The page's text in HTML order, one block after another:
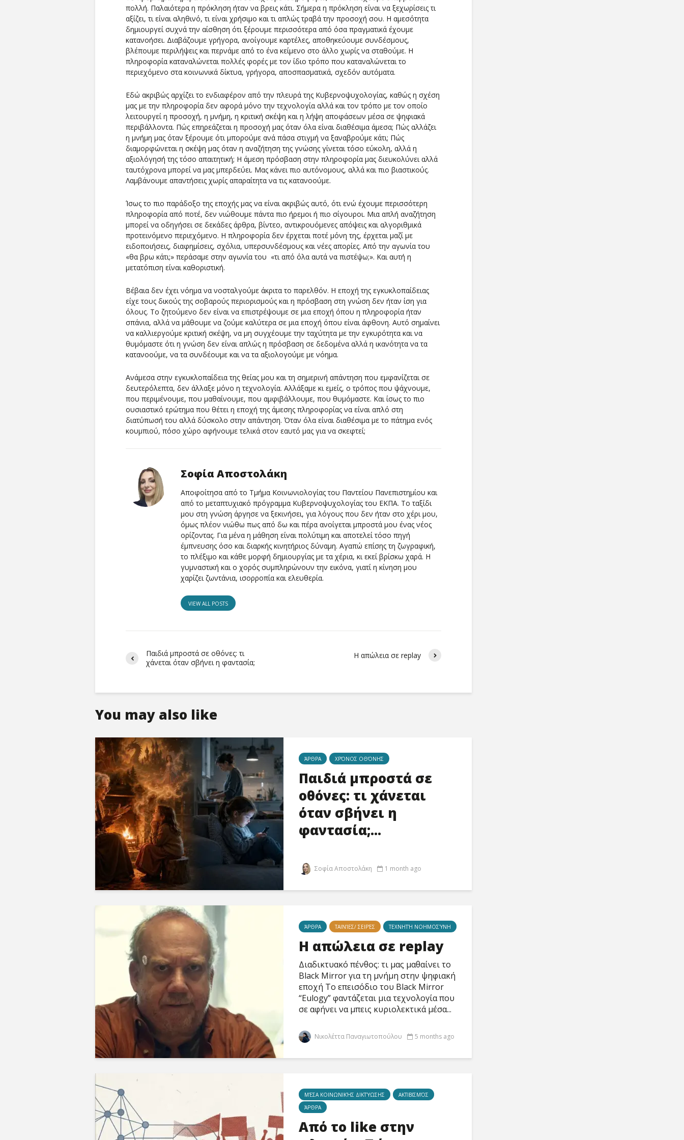
πολλή. Παλαιότερα η πρόκληση ήταν να βρεις κάτι. Σήμερα η πρόκληση είναι να ξεχωρίσεις τι
αξίζει, τι είναι αληθινό, τι είναι χρήσιμο και τι απλώς τραβά την προσοχή σου. Η αμεσότητα
δημιουργεί συχνά την αίσθηση ότι ξέρουμε περισσότερα από όσα πραγματικά έχουμε
κατανοήσει. Διαβάζουμε γρήγορα, ανοίγουμε καρτέλες, αποθηκεύουμε συνδέσμους,
βλέπουμε περιλήψεις και περνάμε από το ένα κείμενο στο άλλο χωρίς να σταθούμε. Η
πληροφορία καταναλώνεται πολλές φορές με τον ίδιο τρόπο που καταναλώνεται το
περιεχόμενο στα κοινωνικά δίκτυα, γρήγορα, αποσπασματικά, σχεδόν αυτόματα.
Εδώ ακριβώς αρχίζει το ενδιαφέρον από την πλευρά της Κυβερνοψυχολογίας, καθώς η σχέση
μας με την πληροφορία δεν αφορά μόνο την τεχνολογία αλλά και τον τρόπο με τον οποίο
λειτουργεί η προσοχή, η μνήμη, η κριτική σκέψη και η λήψη αποφάσεων μέσα σε ψηφιακά
περιβάλλοντα. Πώς επηρεάζεται η προσοχή μας όταν όλα είναι διαθέσιμα άμεσα; Πώς αλλάζει
η μνήμη μας όταν ξέρουμε ότι μπορούμε ανά πάσα στιγμή να ξαναβρούμε κάτι; Πώς
διαμορφώνεται η σκέψη μας όταν η αναζήτηση της γνώσης γίνεται τόσο εύκολη, αλλά η
αξιολόγησή της τόσο απαιτητική; Η άμεση πρόσβαση στην πληροφορία μας διευκολύνει αλλά
ταυτόχρονα μπορεί να μας μπερδεύει. Μας κάνει πιο αυτόνομους, αλλά και πιο βιαστικούς.
Λαμβάνουμε απαντήσεις χωρίς απαραίτητα να τις κατανοούμε.
Ίσως το πιο παράδοξο της εποχής μας να είναι ακριβώς αυτό, ότι ενώ έχουμε περισσότερη
πληροφορία από ποτέ, δεν νιώθουμε πάντα πιο ήρεμοι ή πιο σίγουροι. Μια απλή αναζήτηση
μπορεί να οδηγήσει σε δεκάδες άρθρα, βίντεο, αντικρουόμενες απόψεις και αλγοριθμικά
προτεινόμενο περιεχόμενο. Η πληροφορία δεν έρχεται ποτέ μόνη της, έρχεται μαζί με
ειδοποιήσεις, διαφημίσεις, σχόλια, υπερσυνδέσμους και νέες απορίες. Από την αγωνία του
«θα βρω κάτι;» περάσαμε στην αγωνία του «τι από όλα αυτά να πιστέψω;». Και αυτή η
μετατόπιση είναι καθοριστική.
Βέβαια δεν έχει νόημα να νοσταλγούμε άκριτα το παρελθόν. Η εποχή της εγκυκλοπαίδειας
είχε τους δικούς της σοβαρούς περιορισμούς και η πρόσβαση στη γνώση δεν ήταν ίση για
όλους. Το ζητούμενο δεν είναι να επιστρέψουμε σε μια εποχή όπου η πληροφορία ήταν
σπάνια, αλλά να μάθουμε να ζούμε καλύτερα σε μια εποχή όπου είναι άφθονη. Αυτό σημαίνει
να καλλιεργούμε κριτική σκέψη, να μη συγχέουμε την ταχύτητα με την εγκυρότητα και να
θυμόμαστε ότι η γνώση δεν είναι απλώς η πρόσβαση σε δεδομένα αλλά η ικανότητα να τα
κατανοούμε, να τα συνδέουμε και να τα αξιολογούμε με νόημα.
Ανάμεσα στην εγκυκλοπαίδεια της θείας μου και τη σημερινή απάντηση που εμφανίζεται σε
δευτερόλεπτα, δεν άλλαξε μόνο η τεχνολογία. Αλλάξαμε κι εμείς, ο τρόπος που ψάχνουμε,
που περιμένουμε, που μαθαίνουμε, που αμφιβάλλουμε, που θυμόμαστε. Και ίσως το πιο
ουσιαστικό ερώτημα που θέτει η εποχή της άμεσης πληροφορίας να είναι απλό στη
διατύπωσή του αλλά δύσκολο στην απάντηση. Όταν όλα είναι διαθέσιμα με το πάτημα ενός
κουμπιού, πόσο χώρο αφήνουμε τελικά στον εαυτό μας για να σκεφτεί;
Σοφία Αποστολάκη
Αποφοίτησα από το Τμήμα Κοινωνιολογίας του Παντείου Πανεπιστημίου και
από το μεταπτυχιακό πρόγραμμα Κυβερνοψυχολογίας του ΕΚΠΑ. Το ταξίδι
μου στη γνώση άργησε να ξεκινήσει, για λόγους που δεν ήταν στο χέρι μου,
όμως πλέον νιώθω πως από δω και πέρα ανοίγεται μπροστά μου ένας νέος
ορίζοντας. Για μένα η μάθηση είναι πολύτιμη και αποτελεί τόσο πηγή
έμπνευσης όσο και διαρκής κινητήριος δύναμη. Αγαπώ επίσης τη ζωγραφική,
το πλέξιμο και κάθε μορφή δημιουργίας με τα χέρια, κι εκεί βρίσκω χαρά. Η
γυμναστική και ο χορός συμπληρώνουν την εικόνα, γιατί η κίνηση μου
χαρίζει ζωντάνια, ισορροπία και ελευθερία.
VIEW ALL POSTS
Παιδιά μπροστά σε οθόνες: τι
χάνεται όταν σβήνει η φαντασία;
Η απώλεια σε replay
You may also like
ΆΡΘΡΑ ΧΡΌΝΟΣ ΟΘΌΝΗΣ
Παιδιά μπροστά σε
οθόνες: τι χάνεται
όταν σβήνει η
φαντασία;...
Σοφία Αποστολάκη 1 month ago
ΆΡΘΡΑ ΤΑΙΝΊΕΣ/ ΣΕΙΡΈΣ ΤΕΧΝΗΤΉ ΝΟΗΜΟΣΎΝΗ
Η απώλεια σε replay
Διαδικτυακό πένθος: τι μας μαθαίνει το
Black Mirror για τη μνήμη στην ψηφιακή
εποχή Το επεισόδιο του Black Mirror
“Eulogy” φαντάζεται μια τεχνολογία που
σε αφήνει να μπεις κυριολεκτικά μέσα...
Νικολέττα Παναγιωτοπούλου 5 months ago
MΈΣΑ ΚΟΙΝΩΝΙΚΉΣ ΔΙΚΤΎΩΣΗΣ
ΑΚΤΙΒΙΣΜΌΣ
ΆΡΘΡΑ
Από το like στην